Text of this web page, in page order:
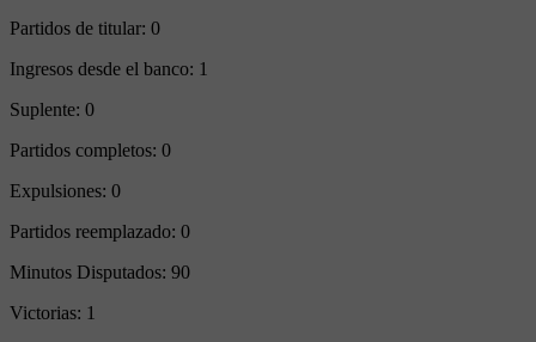
Partidos de titular: 0
Ingresos desde el banco: 1
Suplente: 0
Partidos completos: 0
Expulsiones: 0
Partidos reemplazado: 0
Minutos Disputados: 90
Victorias: 1